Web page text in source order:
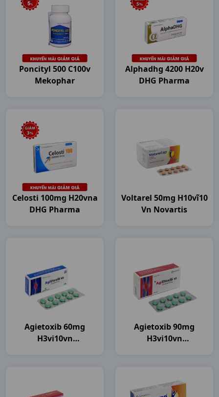
Poncityl 500 C100v
Mekophar
Alphadhg 4200 H20v
DHG Pharma
Celosti 100mg H20vna
DHG Pharma
Voltarel 50mg H10vĩ10
Vn Novartis
Agietoxib 60mg
H3vi10vn
Agietoxib 90mg
H3vi10vn